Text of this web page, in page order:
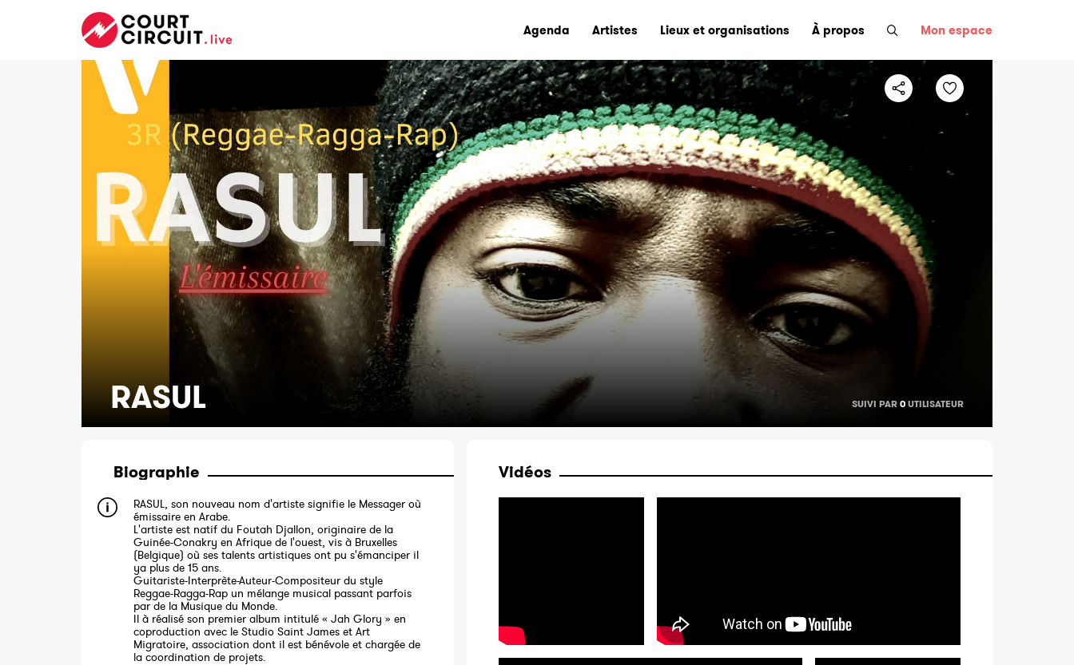
Agenda Artistes Lieux et organisations À propos Mon espace
RASUL SUIVI PAR 0 UTILISATEUR
Biographie
RASUL, son nouveau nom d'artiste signifie le Messager où
émissaire en Arabe.
L'artiste est natif du Foutah Djallon, originaire de la
Guinée-Conakry en Afrique de l'ouest, vis à Bruxelles
(Belgique) où ses talents artistiques ont pu s'émanciper il
ya plus de 15 ans.
Guitariste-Interprète-Auteur-Compositeur du style
Reggae-Ragga-Rap un mélange musical passant parfois
par de la Musique du Monde.
Il à réalisé son premier album intitulé « Jah Glory » en
coproduction avec le Studio Saint James et Art
Migratoire, association dont il est bénévole et chargée de
la coordination de projets.
Vidéos